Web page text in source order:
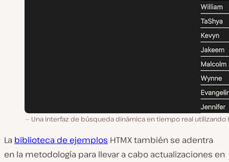
Una interfaz de búsqueda dinámica en tiempo real utilizando
La biblioteca de ejemplos HTMX también se adentra
en la metodología para llevar a cabo actualizaciones en